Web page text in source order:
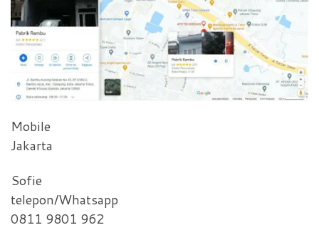
Mobile
Jakarta
Sofie
telepon/Whatsapp
0811 9801 962